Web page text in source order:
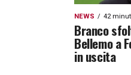
NEWS 42
Branco
Bellemo a
in uscita